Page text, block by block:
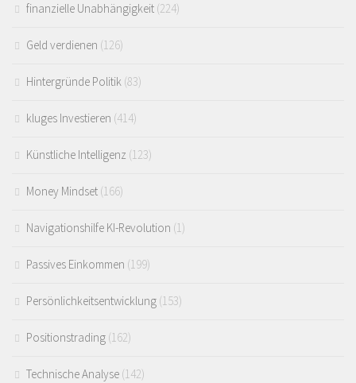
finanzielle Unabhängigkeit (224)
Geld verdienen (126)
Hintergründe Politik (83)
kluges Investieren (414)
Künstliche Intelligenz (123)
Money Mindset (166)
Navigationshilfe KI-Revolution (1)
Passives Einkommen (199)
Persönlichkeitsentwicklung (153)
Positionstrading (162)
Technische Analyse (142)